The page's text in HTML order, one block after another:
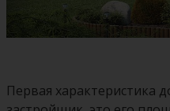
Первая характеристика